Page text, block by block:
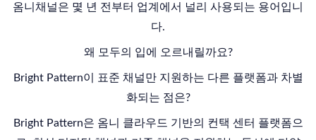
옴니채널은 몇 년 전부터 업계에서 널리 사용되는 용어입니
다.
왜 모두의 입에 오르내릴까요?
Bright Pattern이 표준 채널만 지원하는 다른 플랫폼과 차별
화되는 점은?
Bright Pattern은 옴니 클라우드 기반의 컨택 센터 플랫폼으